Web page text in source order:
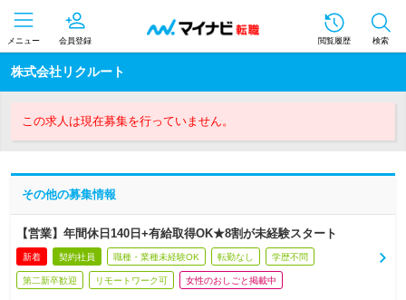
メニュー 会員登録 閲覧履歴 検索
株式会社リクルート
この求人は現在募集を行っていません。
その他の募集情報
【営業】年間休日140日+有給取得OK★8割が未経験スタート
新着 契約社員 職種・業種未経験OK 転勤なし 学歴不問
第二新卒歓迎 リモートワーク可 女性のおしごと掲載中